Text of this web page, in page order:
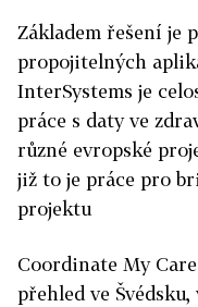
Základem řešení je
propojitelných
InterSystems je
práce s daty ve
různé evropské
již to je práce pro
projektu
Coordinate My
přehled ve